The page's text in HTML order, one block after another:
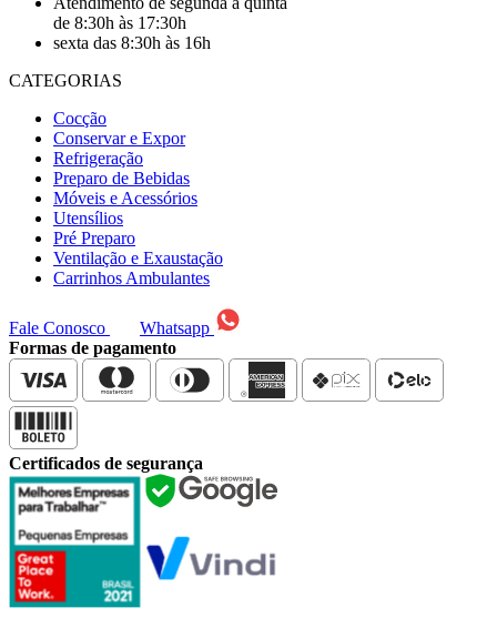
de 8:30h às 17:30h
sexta das 8:30h às 16h
CATEGORIAS
Cocção
Conservar e Expor
Refrigeração
Preparo de Bebidas
Móveis e Acessórios
Utensílios
Pré Preparo
Ventilação e Exaustação
Carrinhos Ambulantes
Fale Conosco
Whatsapp
Formas de pagamento
Certificados de segurança